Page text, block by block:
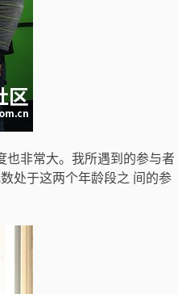
也非常大。我所遇到的参与者
处于这两个年龄段之 间的参